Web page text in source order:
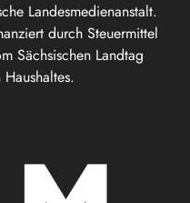
Landesmedienanstalt.
durch Steuermittel
Sächsischen Landtag